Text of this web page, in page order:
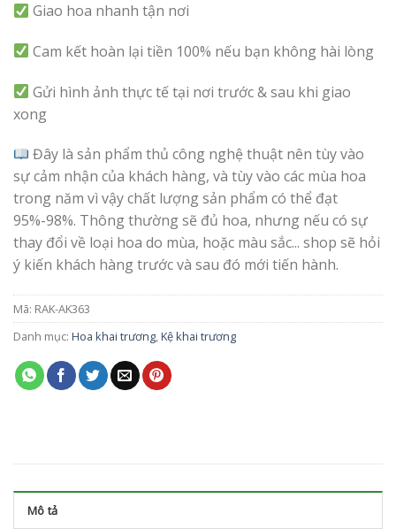
Giao hoa nhanh tận nơi
Cam kết hoàn lại tiền 100% nếu bạn không hài lòng
Gửi hình ảnh thực tế tại nơi trước & sau khi giao
xong
Đây là sản phẩm thủ công nghệ thuật nên tùy vào
sự cảm nhận của khách hàng, và tùy vào các mùa hoa
trong năm vì vậy chất lượng sản phẩm có thể đạt
95%-98%. Thông thường sẽ đủ hoa, nhưng nếu có sự
thay đổi về loại hoa do mùa, hoặc màu sắc... shop sẽ hỏi
ý kiến khách hàng trước và sau đó mới tiến hành.
Mã: RAK-AK363
Danh mục: Hoa khai trương,Kệ khai trương
Mô tả